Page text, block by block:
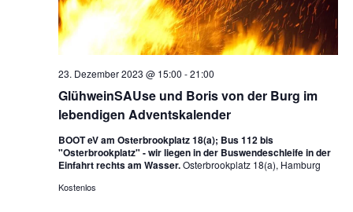
GlühweinSAUse und Boris von der Burg im
lebendigen Adventskalender
23. Dezember 2023 @ 15:00 -21:00
BOOT eV am Osterbrookplatz 18(a); Bus 112 bis
"Osterbrookplatz" - wir liegen in der Buswendeschleife in der
Einfahrt rechts am Wasser.Osterbrookplatz 18(a), Hamburg
Kostenlos